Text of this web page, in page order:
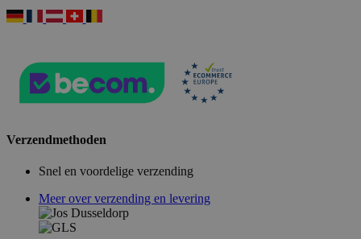
Verzendmethoden
Snel en voordelige verzending
Meer over verzending en levering